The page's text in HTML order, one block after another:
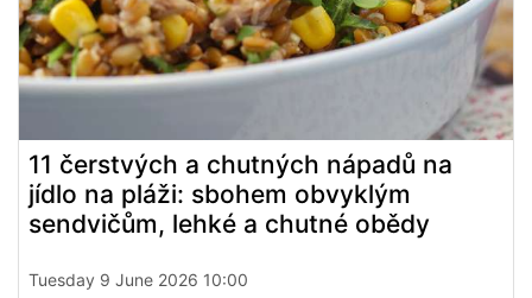
11 čerstvých a chutných nápadů na
jídlo na pláži: sbohem obvyklým
sendvičům, lehké a chutné obědy
Tuesday 9 June 2026 10:00